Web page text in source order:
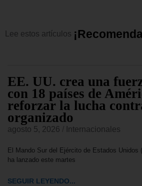
Lee estos artículos ¡Recomend
EE. UU. crea una
con 18 países de
reforzar la lucha
organizado
agosto 5, 2026 Internacionales
El Mando Sur del Ejército de Estados Unidos
ha lanzado este martes
SEGUIR LEYENDO...